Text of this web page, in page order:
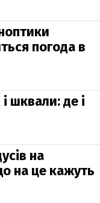
погода в
шквали: де і
на
на це кажуть